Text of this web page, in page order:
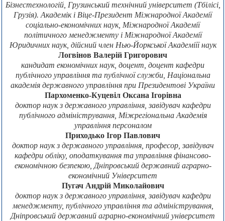
Бізнестехнологій, Грузинський технічний університет (Тбілісі,
Грузія). Академік і Віце-Президент Міжнародної Академії
соціально-економічних наук, Міжнародної Академії
політичного менеджменту і Міжнародної Академії
Юридичних наук, дійсний член Нью-Йоркської Академіїї наук
Логвінов Валерій Григорович
кандидат економічних наук, доцент, доцент кафедри
публічного управління та публічної служби, Національна
академія державного управління при Президентові України
Пархоменко-Куцевіл Оксана Ігорівна
доктор наук з державного управління, завідувач кафедри
публічного адміністрування, Міжрегіональна Академія
управління персоналом
Приходько Ігор Павлович
доктор наук з державного управління, професор, завідувач
кафедри обліку, оподаткування та управління фінансово-
економічною безпекою, Дніпровський державний аграрно-
економічний Університет
Пугач Андрій Миколайович
доктор наук з державного управління, завідувач кафедри
менеджменту, публічного управління та адміністрування,
Дніпровський державний аграрно-економічний університет